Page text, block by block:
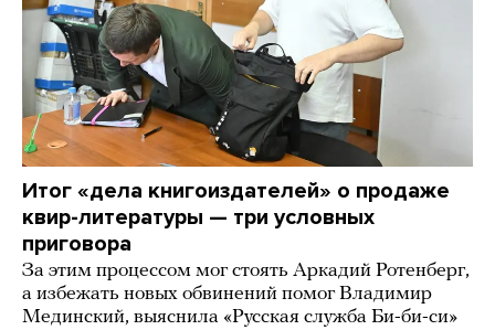
Итог «дела книгоиздателей» о продаже
квир-литературы — три условных
приговора
За этим процессом мог стоять Аркадий Ротенберг,
а избежать новых обвинений помог Владимир
Мединский, выяснила «Русская служба Би-би-си»